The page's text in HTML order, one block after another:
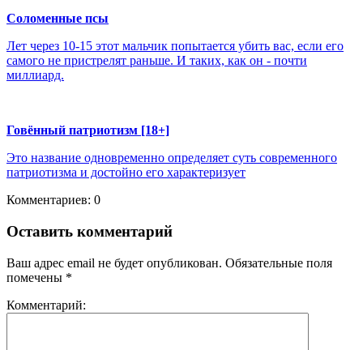
Соломенные псы
Лет через 10-15 этот мальчик попытается убить вас, если его
самого не пристрелят раньше. И таких, как он - почти
миллиард.
Говённый патриотизм [18+]
Это название одновременно определяет суть современного
патриотизма и достойно его характеризует
Комментариев: 0
Оставить комментарий
Ваш адрес email не будет опубликован. Обязательные поля
помечены *
Комментарий: